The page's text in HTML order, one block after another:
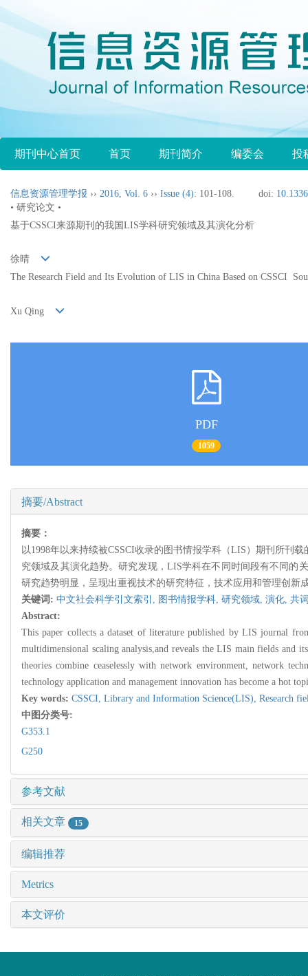
期刊中心首页 首页 期刊简介 编委会 投
信息资源管理学报 ›› 2016, Vol. 6 ›› Issue (4): 101-108. doi:
• 研究论文 •
基于CSSCI来源期刊的我国LIS学科研究领域及其演化分析
徐晴
The Research Field and Its Evolution of LIS in China Based on CSSCI
Xu Qing
PDF
1059
摘要/Abstract
摘要：
以1998年以来持续被CSSCI收录的图书情报学科（LIS）期刊所刊
究领域及其演化趋势。研究发现，LIS学科在不同时间段有不同的
研究趋势明显，呈现出重视技术的研究特征，技术应用和管理创新
关键词: 中文社会科学引文索引, 图书情报学科, 研究领域, 演化, 共
Abstract:
This paper collects a dataset of literature published by LIS journal
multidimensional scaling analysis,and reveals the LIS main fields
theories combine ceaselessly with network environment, network
technology application and management innovation has become a hot
Key words: CSSCI, Library and Information Science(LIS), Research
中图分类号:
G353.1
G250
参考文献
相关文章 15
编辑推荐
Metrics
本文评价